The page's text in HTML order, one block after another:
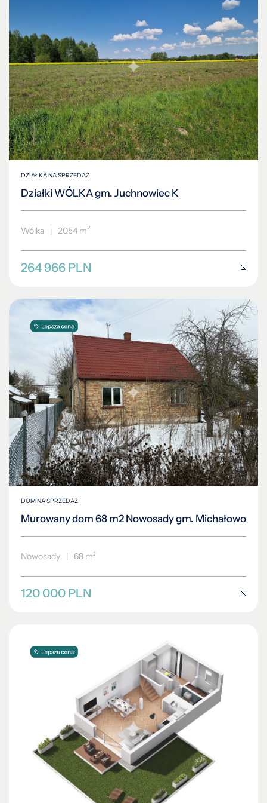
DZIAŁKA NA SPRZEDAŻ
Działki WÓLKA gm. Juchnowiec K
Wólka | 2054 m2
264 966 PLN
DOM NA SPRZEDAŻ
Murowany dom 68 m2 Nowosady gm. Michałowo
Nowosady 68 m²
120 000 PLN